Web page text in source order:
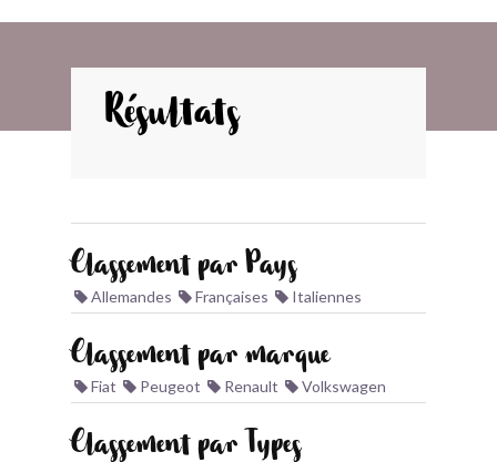
LE BLOG
MODÈLES ET MARQUES
COMMENT FONCTIONNE BLV ?
Résultats
Classement par Pays
Allemandes Françaises Italiennes
Classement par marque
Fiat Peugeot Renault Volkswagen
Classement par Types